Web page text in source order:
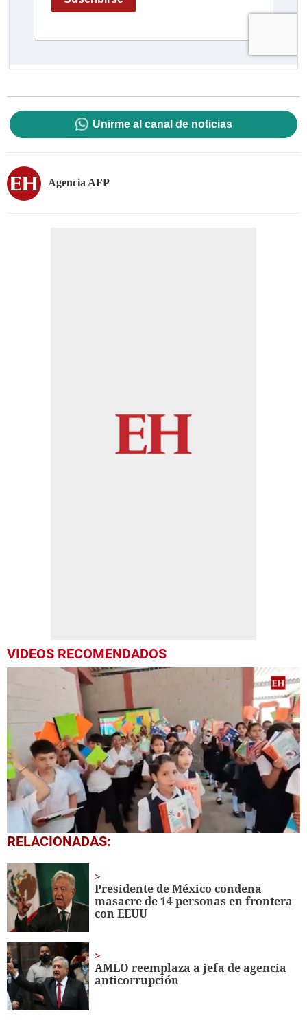
Unirme al canal de noticias
Agencia AFP
VIDEOS RECOMENDADOS
0
seconds
1
minute,
56
seconds
RELACIONADAS:
Presidente de México condena
masacre de 14 personas en frontera
con EEUU
AMLO reemplaza a jefa de agencia
anticorrupción